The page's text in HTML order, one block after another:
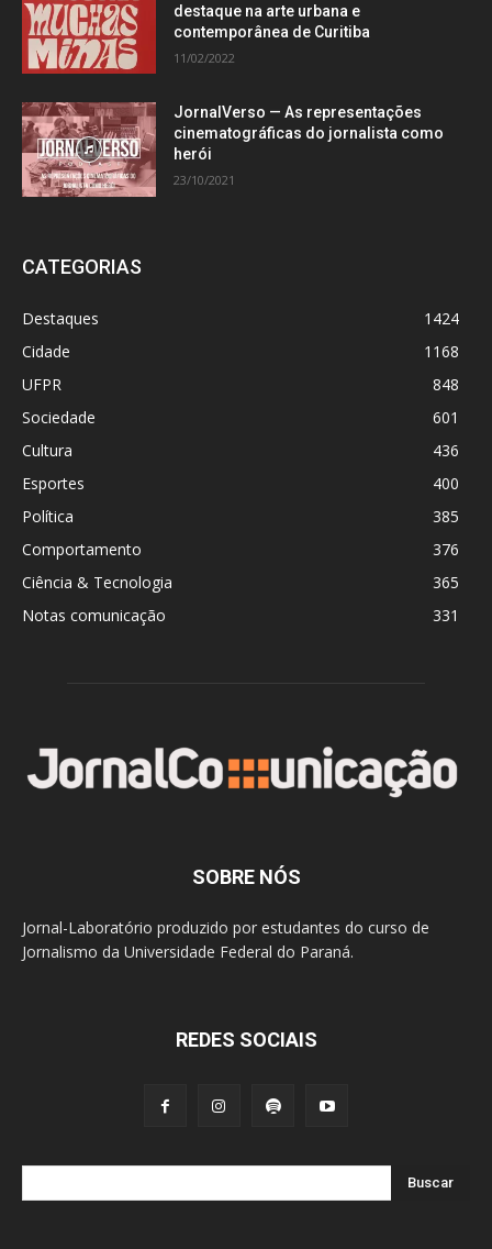
destaque na arte urbana e
contemporânea de Curitiba
11/02/2022
JornalVerso — As representações
cinematográficas do jornalista como
herói
23/10/2021
CATEGORIAS
Destaques
1424
Cidade
1168
UFPR
848
Sociedade
601
Cultura
436
Esportes
400
Política
385
Comportamento
376
Ciência & Tecnologia
365
Notas comunicação
331
SOBRE NÓS
Jornal-Laboratório produzido por estudantes do curso de
Jornalismo da Universidade Federal do Paraná.
REDES SOCIAIS
Buscar